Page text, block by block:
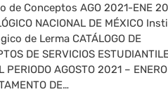
de Conceptos AGO 2021-ENE
NACIONAL DE MÉXICO
de Lerma CATÁLOGO DE
DE SERVICIOS
PERIODO AGOSTO 2021 –
DE…